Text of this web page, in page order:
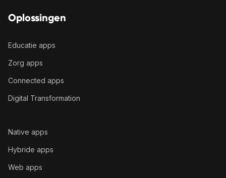
Oplossingen
Educatie apps
Zorg apps
Connected apps
Digital Transformation
Native apps
Hybride apps
Web apps